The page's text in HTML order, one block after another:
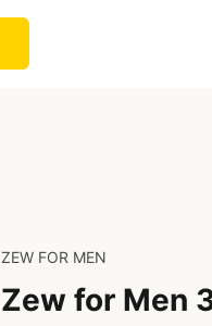
ZEW FOR MEN
Zew for Men